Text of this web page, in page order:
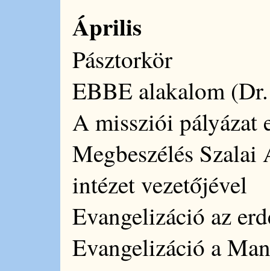
Április
Pásztorkör
EBBE alakalom
A missziói pályázat
Megbeszélés
intézet vezetőjével
Evangelizáció az
Evangelizáció a